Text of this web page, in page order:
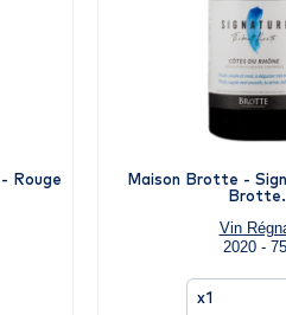
Rouge
Maison Brotte -
Vin
2020 -
x1